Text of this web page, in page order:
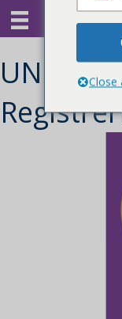
UNDA Close